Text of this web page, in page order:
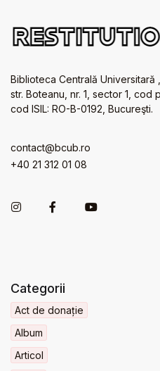
Biblioteca Centrală Universitară
str. Boteanu, nr. 1, sector 1, cod
cod ISIL: RO-B-0192, Bucureşti.
contact@bcub.ro
+40 21 312 01 08
Categorii
Act de donație
Album
Articol